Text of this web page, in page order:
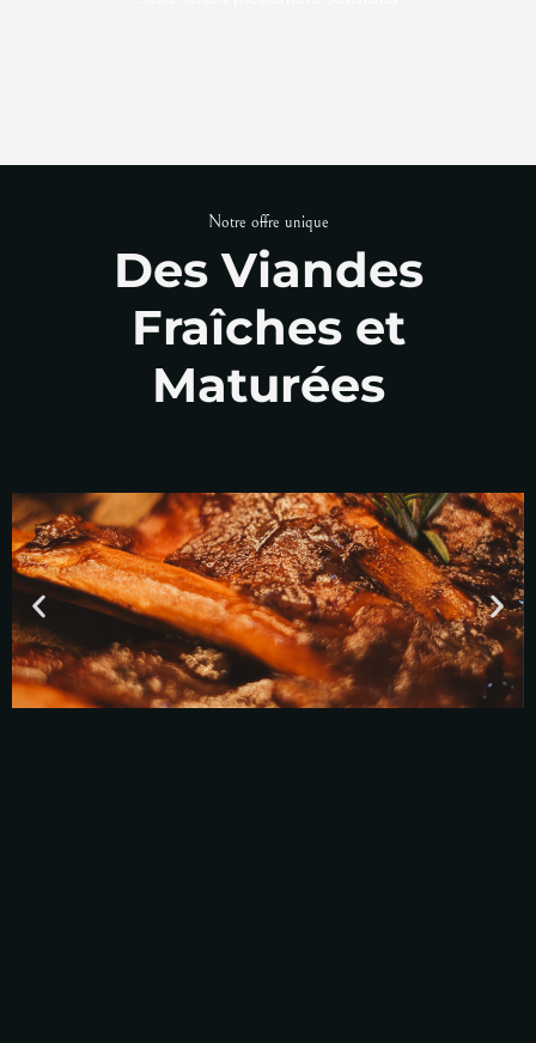
Notre offre unique
Des Viandes
Fraîches et
Maturées